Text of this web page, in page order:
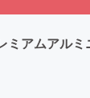
アムアル